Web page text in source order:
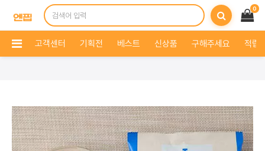
0
고객센터 기획전 베스트 신상품 구해주세요 적립